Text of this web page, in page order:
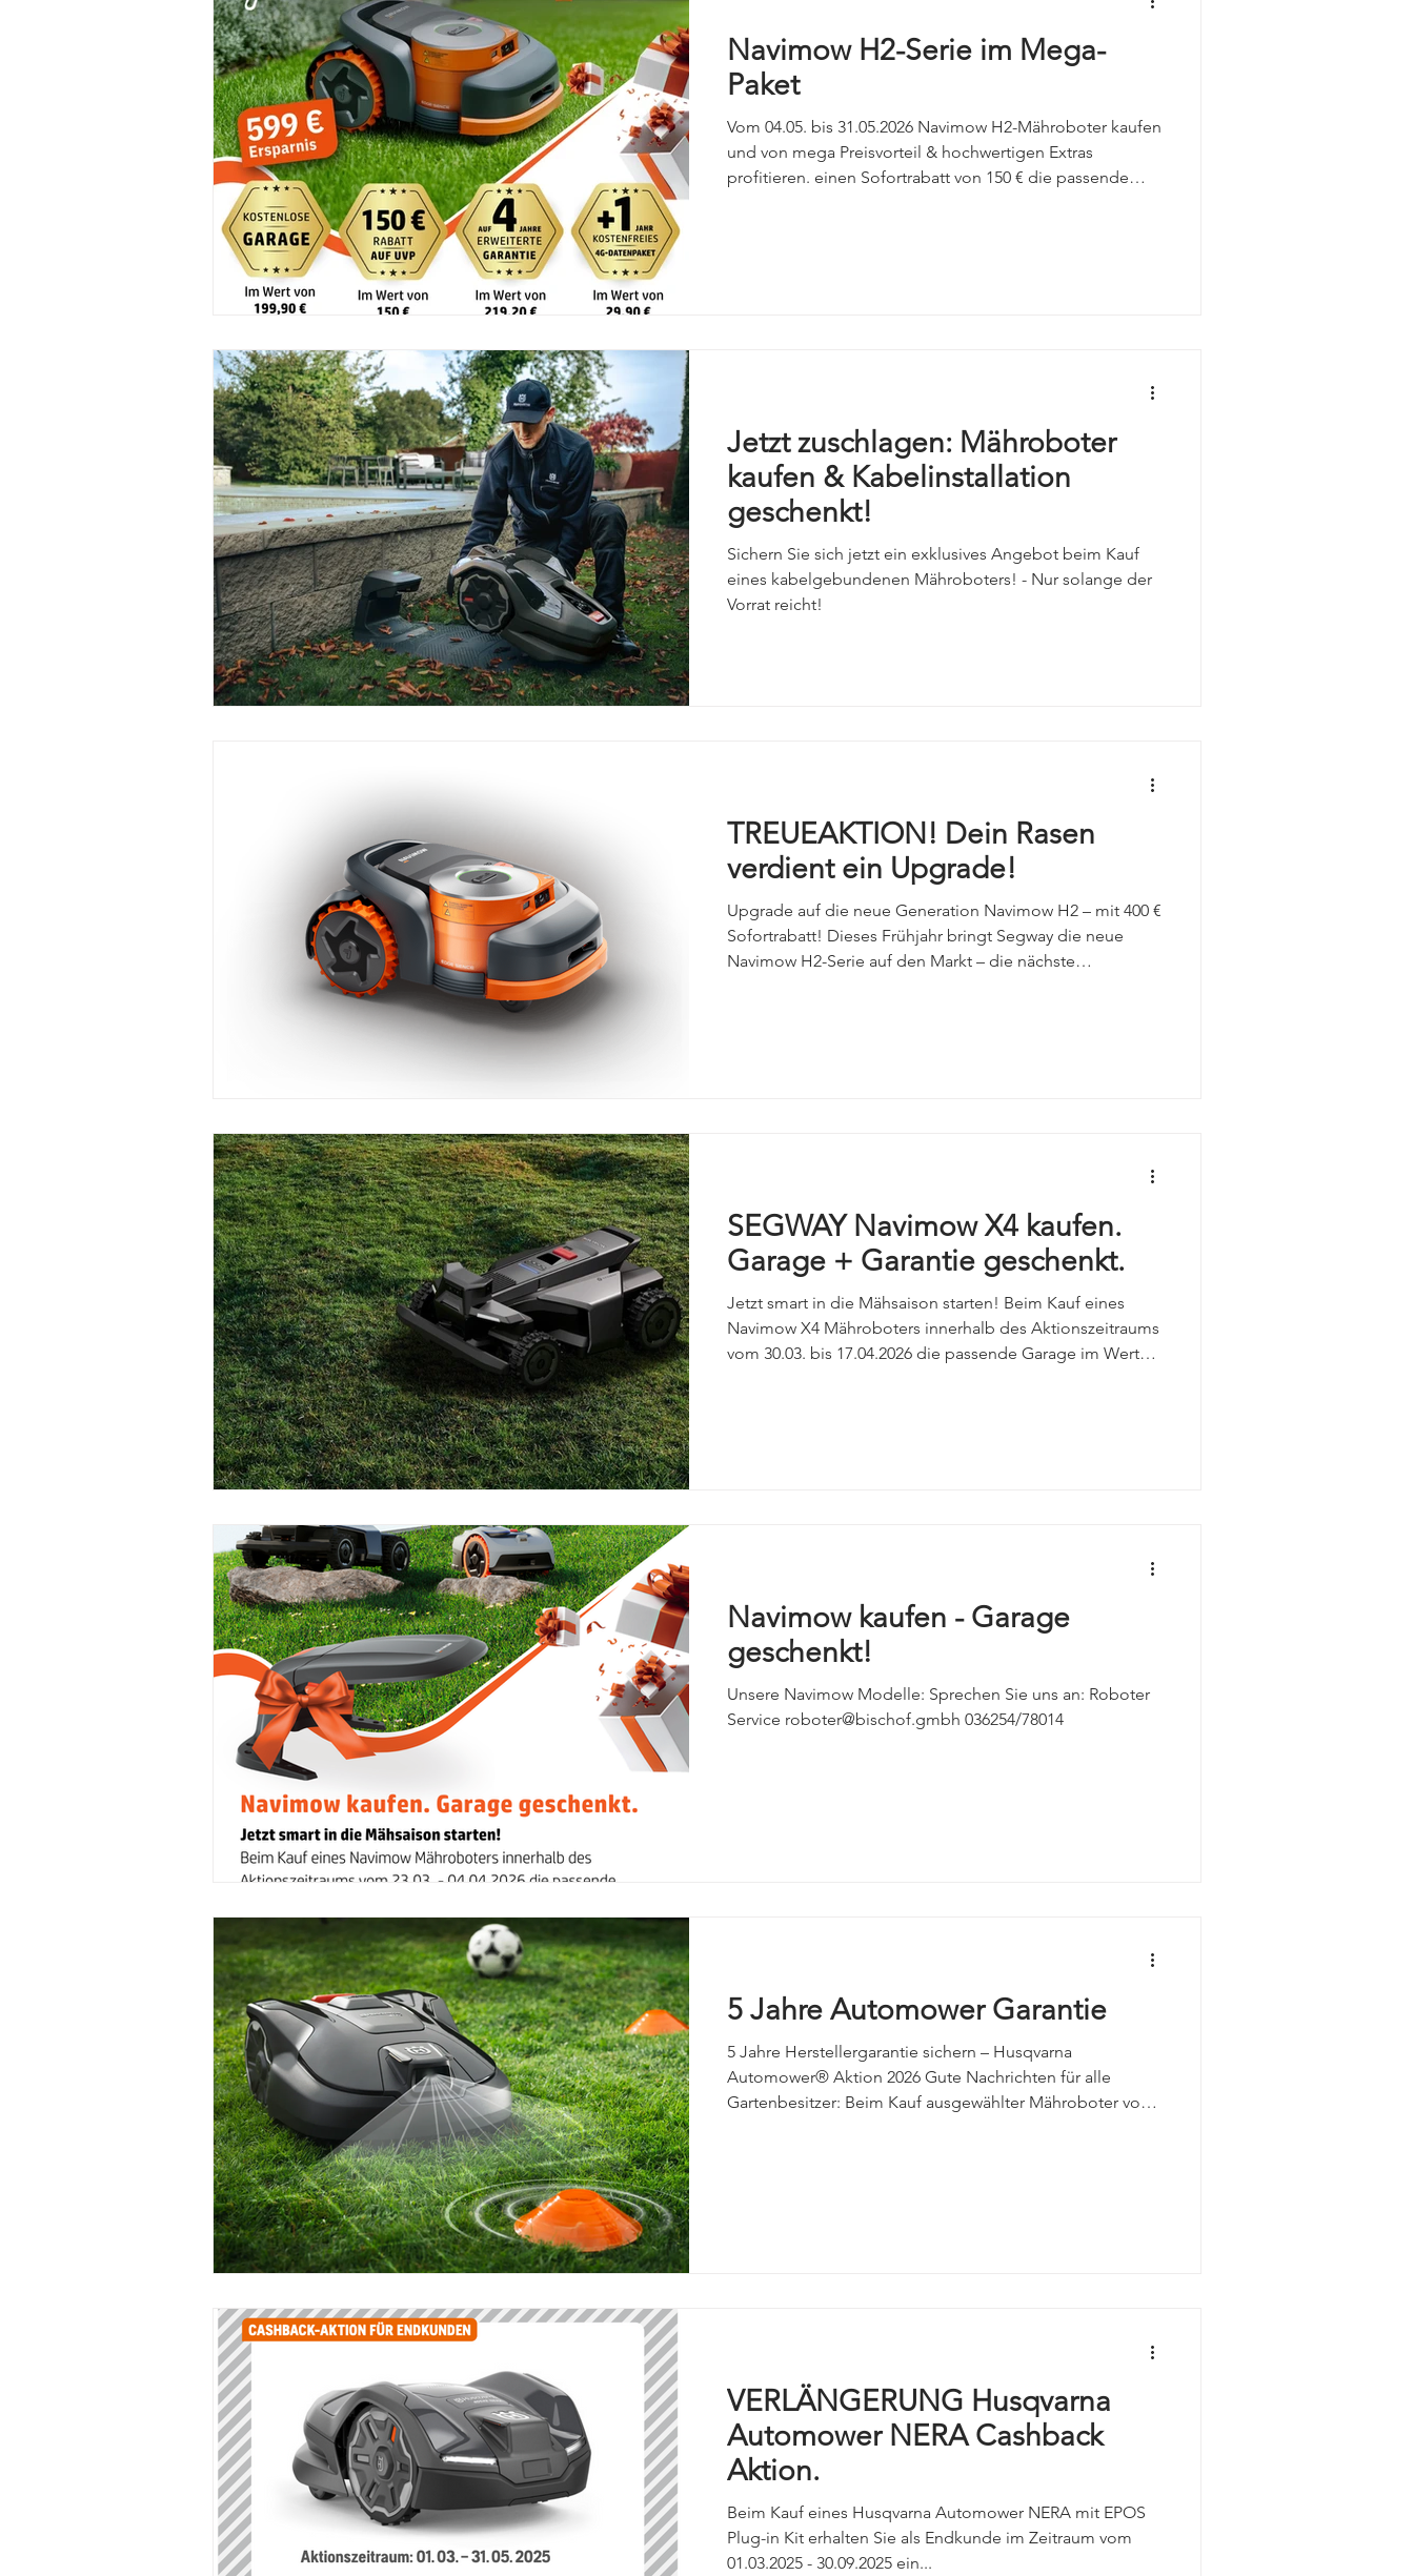
Navimow H2-Serie im Mega-
Paket
Vom 04.05. bis 31.05.2026 Navimow H2-Mähroboter kaufen
und von mega Preisvorteil & hochwertigen Extras
profitieren. einen Sofortrabatt von 150 € die passende
Jetzt zuschlagen: Mähroboter
kaufen & Kabelinstallation
geschenkt!
Sichern Sie sich jetzt ein exklusives Angebot beim Kauf
eines kabelgebundenen Mähroboters! - Nur solange der
Vorrat reicht!
TREUEAKTION! Dein Rasen
verdient ein Upgrade!
Upgrade auf die neue Generation Navimow H2 – mit 400 €
Sofortrabatt! Dieses Frühjahr bringt Segway die neue
Navimow H2-Serie auf den Markt – die nächste
SEGWAY Navimow X4 kaufen.
Garage + Garantie geschenkt.
Jetzt smart in die Mähsaison starten! Beim Kauf eines
Navimow X4 Mähroboters innerhalb des Aktionszeitraums
vom 30.03. bis 17.04.2026 die passende Garage im Wert
Navimow kaufen - Garage
geschenkt!
Unsere Navimow Modelle: Sprechen Sie uns an: Roboter
Service roboter@bischof.gmbh 036254/78014
5 Jahre Automower Garantie
5 Jahre Herstellergarantie sichern – Husqvarna
Automower® Aktion 2026 Gute Nachrichten für alle
Gartenbesitzer: Beim Kauf ausgewählter Mähroboter von
VERLÄNGERUNG Husqvarna
Automower NERA Cashback
Aktion.
Beim Kauf eines Husqvarna Automower NERA mit EPOS
Plug-in Kit erhalten Sie als Endkunde im Zeitraum vom
01.03.2025 - 30.09.2025 ein...